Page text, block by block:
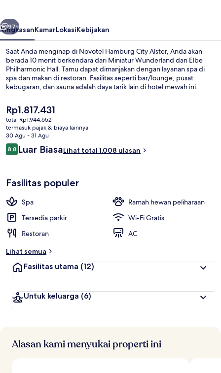
Berikutnya
97+
RingkasanKamarLokasiKebijakan
Saat Anda menginap di Novotel Hamburg City Alster, Anda akan
berada 10 menit berkendara dari Miniatur Wunderland dan Elbe
Philharmonic Hall. Tamu dapat dimanjakan dengan layanan spa di
spa dan makan di restoran. Fasilitas seperti bar/lounge, pusat
kebugaran, dan sauna adalah daya tarik lain di hotel mewah ini.
dengan transportasi umum: U-Bahn Lubecker Street berjarak 4
menit dan U-Bahn Lohmuhlenstrasse berjarak 5 menit.
Harga
saat
ini
Rp1.817.431
Rp1.817.431
total Rp1.944.652
termasuk pajak & biaya lainnya
30 Agu - 31 Agu
Ulasan
8,88,8 dari 10
Luar BiasaLihat total 1.008 ulasan
Fasilitas populer
Spa
Ramah hewan peliharaan
Tersedia parkir
Wi-Fi Gratis
Restoran
AC
Lihat semua
Fasilitas utama (12)
Untuk keluarga (6)
Alasan kami menyukai properti ini